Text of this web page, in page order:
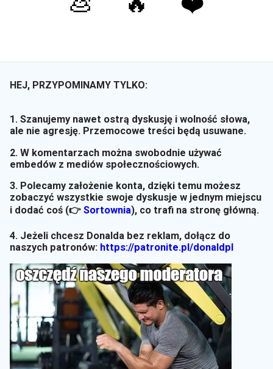
HEJ, PRZYPOMINAMY TYLKO:
1. Szanujemy nawet ostrą dyskusję i wolność słowa,
ale nie agresję. Przemocowe treści będą usuwane.
2. W komentarzach można swobodnie używać
embedów z mediów społecznościowych.
3. Polecamy założenie konta, dzięki temu możesz
zobaczyć wszystkie swoje dyskusje w jednym miejscu
i dodać coś (👉 Sortownia), co trafi na stronę główną.
4. Jeżeli chcesz Donalda bez reklam, dołącz do
naszych patronów: https://patronite.pl/donaldpl